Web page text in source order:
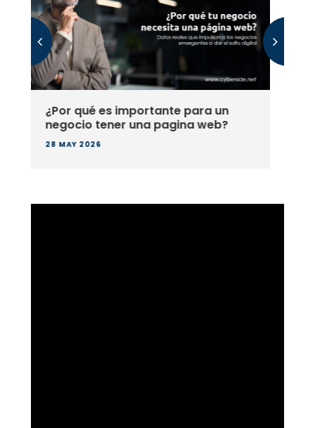
Páginas Estáticas: La Simplicidad
y Eficacia de las Landing Pages y
Páginas Informativas